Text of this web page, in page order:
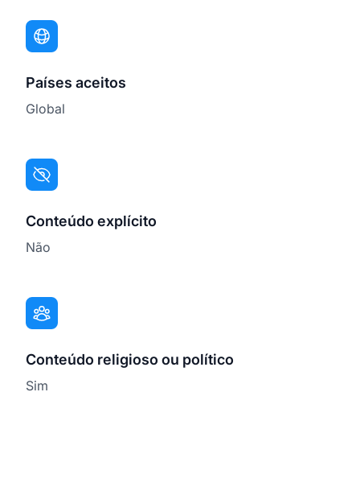
Países aceitos
Global
Conteúdo explícito
Não
Conteúdo religioso ou político
Sim